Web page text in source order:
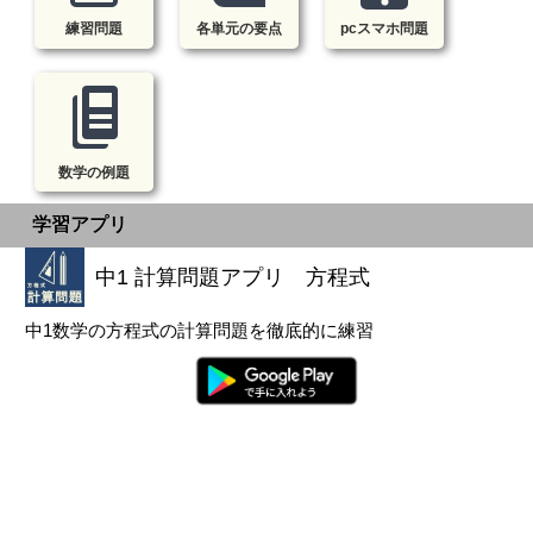
練習問題 各単元の要点 pcスマホ問題
数学の例題
学習アプリ
中1 計算問題アプリ 方程式
中1数学の方程式の計算問題を徹底的に練習